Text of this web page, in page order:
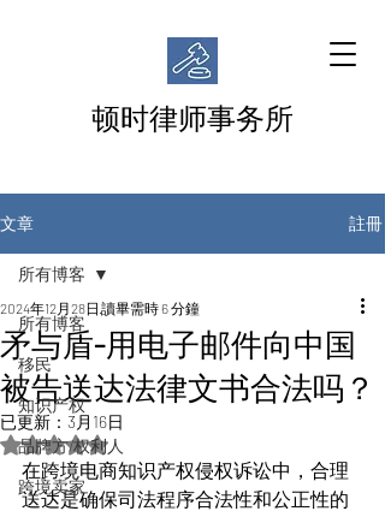
顿时律师事务所
文章 註冊
所有博客
移民
知识产权
品牌方/权利人
跨境卖家
所有博客
矛与盾-用电子邮件向中国
被告送达法律文书合法吗？
2024年12月28日 讀畢需時 6 分鐘
已更新： 3月16日
評等為 NaN（最高為 5 顆星）。
在跨境电商知识产权侵权诉讼中，合理
送达是确保司法程序合法性和公正性的